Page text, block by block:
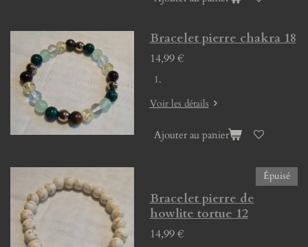
Bracelet pierre chakra 18
14,99 €
Voir les détails
Ajouter au panier
Épuisé
Bracelet pierre de
howlite tortue 12
14,99 €